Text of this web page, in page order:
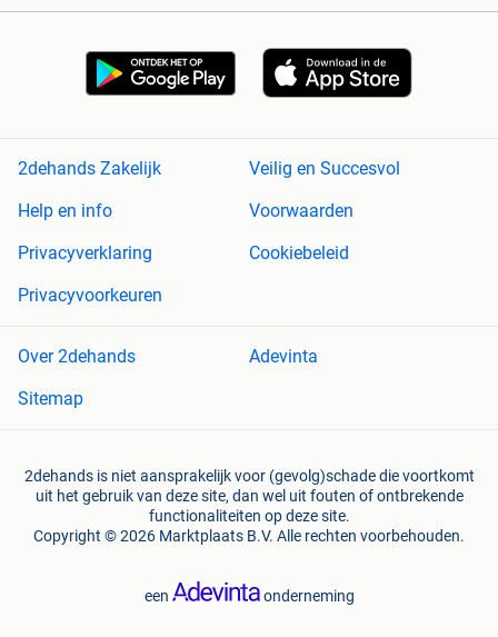
2dehands Zakelijk
Veilig en Succesvol
Help en info
Voorwaarden
Privacyverklaring
Cookiebeleid
Privacyvoorkeuren
Over 2dehands
Adevinta
Sitemap
2dehands is niet aansprakelijk voor (gevolg)schade die voortkomt
uit het gebruik van deze site, dan wel uit fouten of ontbrekende
functionaliteiten op deze site.
Copyright © 2026 Marktplaats B.V. Alle rechten voorbehouden.
een onderneming